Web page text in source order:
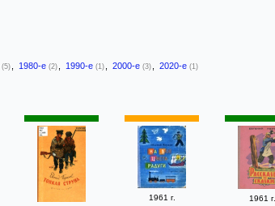
(5) 1980-е (2) 1990-е (1) 2000-е (3) 2020-е (1)
1961 г. 1961 г.